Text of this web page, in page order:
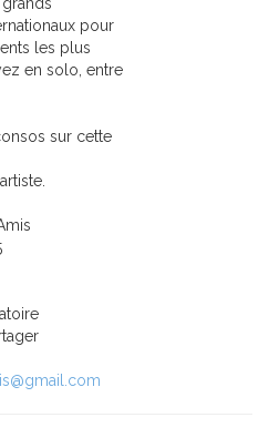
pour
les plus
en solo, entre
sur cette